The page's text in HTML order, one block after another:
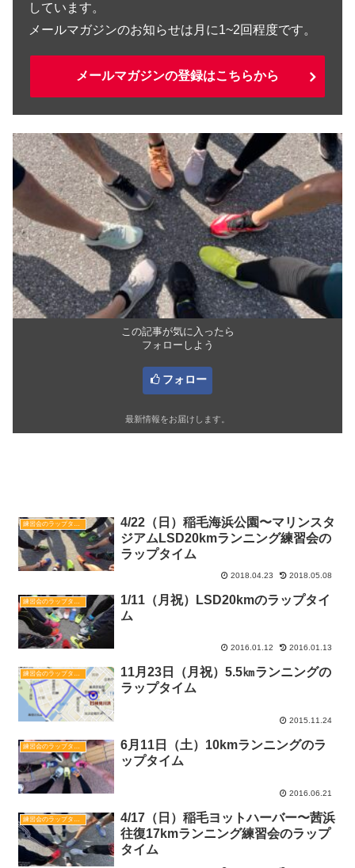
しています。
メールマガジンのお知らせは月に1~2回程度です。
メールマガジンの登録はこちらから
この記事が気に入ったら
フォローしよう
フォロー
最新情報をお届けします。
練習会のラップタイム
4/22（日）稲毛海浜公園〜マリンスタ
ジアムLSD20kmランニング練習会の
ラップタイム
2018.04.23 2018.05.08
1/11（月祝）LSD20kmのラップタイ
ム
2016.01.12 2016.01.13
練習会のラップタイム
11月23日（月祝）5.5㎞ランニングの
ラップタイム
2015.11.24
練習会のラップタイム
6月11日（土）10kmランニングのラ
ップタイム
2016.06.21
4/17（日）稲毛ヨットハーバー〜茜浜
往復17kmランニング練習会のラップ
タイム